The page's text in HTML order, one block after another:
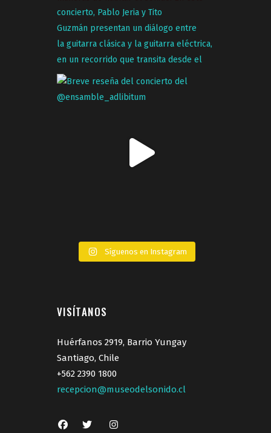
Síguenos en Instagram
VISÍTANOS
Huérfanos 2919, Barrio Yungay
Santiago, Chile
+562 2390 1800
recepcion@museodelsonido.cl